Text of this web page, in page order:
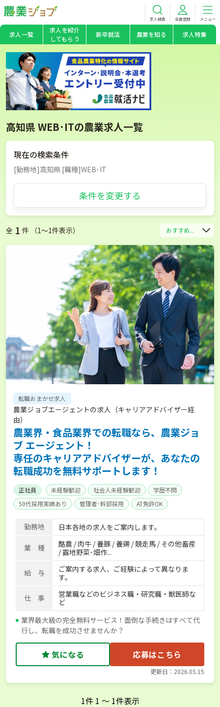
求人検索 会員登録 メニュー
求人一覧
求人を紹介
してもらう
新卒就活 農業を知る 求人特集
高知県 WEB･ITの農業求人一覧
現在の検索条件
[勤務地]高知県 [職種]WEB･IT
条件を変更する
全 1 件 （1〜1件表示） おすすめ...
転職おまかせ求人
農業ジョブエージェントの求人（キャリアアドバイザー経
由）
農業界・食品業界での転職なら、農業ジョ
ブ エージェント！
専任のキャリアアドバイザーが、あなたの
転職成功を無料サポートします！
正社員 未経験歓迎 社会人未経験歓迎
学歴不問
50代採用実績あり
管理者･幹部採用
AT免許OK
家賃補助制度あり
食事補助あり
残業月20時間以内
賞与実績あり
年間休日100日以上
経験者優遇
独立支援可能
社会保険完備 単身寮あり
世帯寮あり
寮･社宅相談可
勤務地 日本各地の求人をご案内します。
業 種
酪農 / 肉牛 / 養豚 / 養鶏 / 競走馬 / その他畜産
/ 露地野菜･畑作...
給 与
ご案内する求人、ご経験によって異なりま
す。
仕 事
営業職などのビジネス職・研究職・獣医師な
ど
業界最大級の完全無料サービス！面倒な手続きはすべて代
行し、転職を成功させませんか？
気になる 応募はこちら
更新日：2026.05.15
1件 1 〜 1件表示